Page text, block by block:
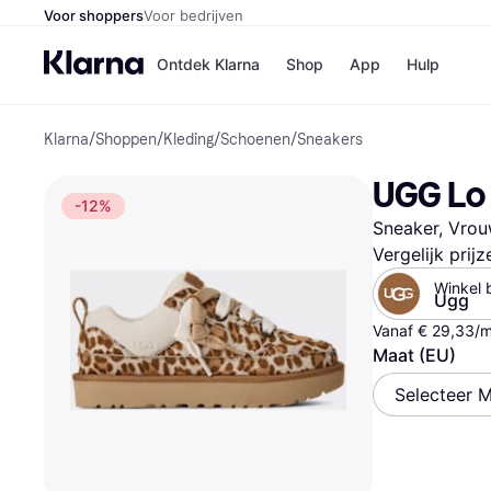
Voor shoppersVoor bedrijven
Ontdek Klarna Shop
Bol
H&M
App Hulp
Klarna/Shoppen/Kleding/Schoenen/Sneakers
-12% UGG
Sneaker,
Vergelijk
Winkel
Ugg
Vanaf € 29,33/
Maat (EU)
Selecteer